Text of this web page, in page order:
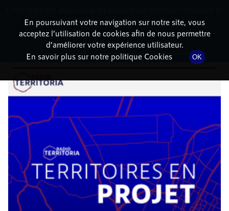
DÉTAILS DE L'ÉPISODE
7 juin 2023à 13h02, durée : 53 minutes
En poursuivant votre navigation sur notre site, vous
acceptez l’utilisation de cookies afin de nous permettre
d’améliorer votre expérience utilisateur.
En savoir plus sur notre politique Cookies
OK
dessous pour l'installer.
Non merci Télécharger l'application